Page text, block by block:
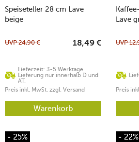
Speiseteller 28 cm Lave
beige
Lieferzeit: 3-5 Werktage.
Lieferung nur innerhalb D und
AT.
UVP24,90 € 18,49 €
Preis inkl. MwSt. zzgl. Versand
Warenkorb
Lave
UVP
Preis
- 25% - 22%